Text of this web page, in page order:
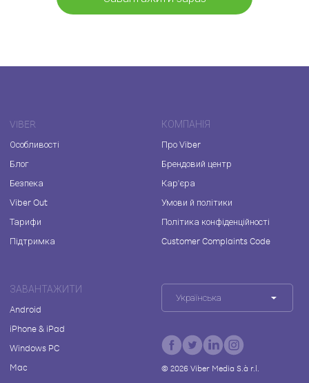
VIBER
Особливості
Блог
Безпека
Viber Out
Тарифи
Підтримка
КОМПАНІЯ
Про Viber
Брендовий центр
Кар'єра
Умови й політики
Політика конфіденційності
Customer Complaints Code
ЗАВАНТАЖИТИ
Android
iPhone & iPad
Windows PC
Mac
Українська
© 2026Viber Media S.à r.l.